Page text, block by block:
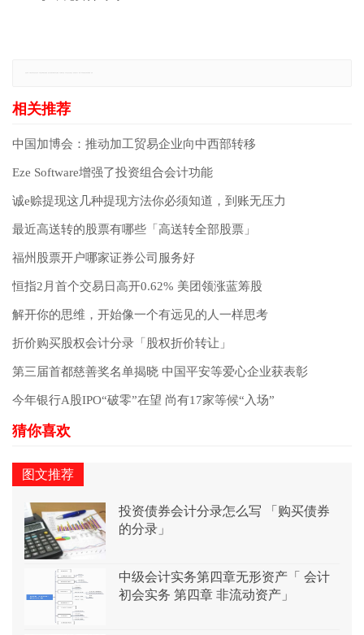
中国加博会：推动加工贸易企业向中西部转移
Eze Software增强了投资组合会计功能
诚e赊提现这几种提现方法你必须知道，到账无压力
最近高送转的股票有哪些「高送转全部股票」
福州股票开户哪家证券公司服务好
恒指2月首个交易日高开0.62% 美团领涨蓝筹股
解开你的思维，开始像一个有远见的人一样思考
折价购买股权会计分录「股权折价转让」
第三届首都慈善奖名单揭晓 中国平安等爱心企业获表彰
今年银行A股IPO“破零”在望 尚有17家等候“入场”
图文推荐
投资债券会计分录怎么写 「购买债券
的分录」
中级会计实务第四章无形资产「 会计
初会实务 第四章 非流动资产」